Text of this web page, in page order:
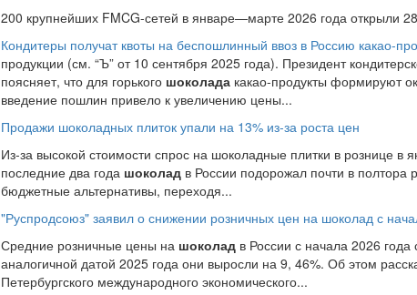
200 крупнейших FMCG-сетей в январе—марте 2026 года открыли
Кондитеры получат квоты на беспошлинный ввоз в Россию какао-
продукции (см. “Ъ” от 10 сентября 2025 года). Президент
поясняет, что для горького шоколада какао-продукты формируют
введение пошлин привело к увеличению цены...
Продажи шоколадных плиток упали на 13% из-за роста цен
Из-за высокой стоимости спрос на шоколадные плитки в рознице в
последние два года шоколад в России подорожал почти в полтора
бюджетные альтернативы, переходя...
"Руспродсоюз" заявил о снижении розничных цен на шоколад с
Средние розничные цены на шоколад в России с начала 2026
аналогичной датой 2025 года они выросли на 9, 46%. Об этом
Петербургского международного экономического...